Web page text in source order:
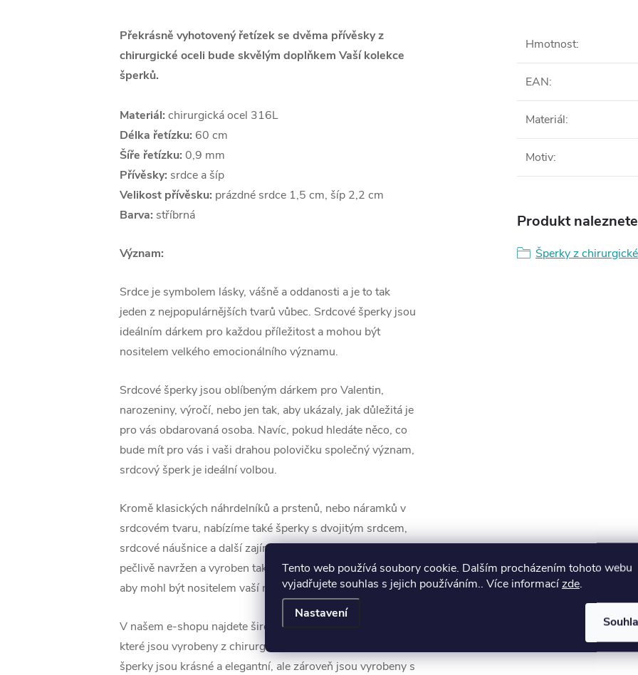
Tento web používá soubory cookie. Dalším procházením tohoto webu
vyjadřujete souhlas s jejich používáním.. Více informacízde.
Nastavení
Překrásně vyhotovený řetízek se dvěma přívěsky z
chirurgické oceli bude skvělým doplňkem Vaší kolekce
šperků.
Materiál: chirurgická ocel 316L
Délka řetízku: 60 cm
Šíře řetízku: 0,9 mm
Přívěsky: srdce a šíp
Velikost přívěsku: prázdné srdce 1,5 cm, šíp 2,2 cm
Barva: stříbrná
Význam:
Srdce je symbolem lásky, vášně a oddanosti a je to tak
jeden z nejpopulárnějších tvarů vůbec. Srdcové šperky jsou
ideálním dárkem pro každou příležitost a mohou být
nositelem velkého emocionálního významu.
Srdcové šperky jsou oblíbeným dárkem pro Valentin,
narozeniny, výročí, nebo jen tak, aby ukázaly, jak důležitá je
pro vás obdarovaná osoba. Navíc, pokud hledáte něco, co
bude mít pro vás i vaši drahou polovičku společný význam,
srdcový šperk je ideální volbou.
Kromě klasických náhrdelníků a prstenů, nebo náramků v
srdcovém tvaru, nabízíme také šperky s dvojitým srdcem,
srdcové náušnice a další zajímavé designy. Každý šperk je
pečlivě navržen a vyroben tak, aby vydržel po mnoho let a
aby mohl být nositelem vaší největší lásky.
V našem e-shopu najdete širokou škálu srdcových šperků,
které jsou vyrobeny z chirurgické oceli. Naše srdcové
šperky jsou krásné a elegantní, ale zároveň jsou vyrobeny s
Hmotnost:
EAN:
Materiál:
Motiv:
Produkt
Šperky z